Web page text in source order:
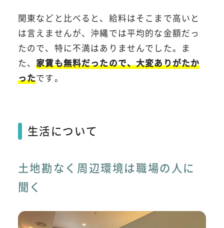
関東などと比べると、給料はそこまで高いと
は言えませんが、沖縄では平均的な金額だっ
たので、特に不満はありませんでした。ま
た、家賃も無料だったので、大変ありがたか
ったです。
生活について
土地勘なく周辺環境は職場の人に
聞く